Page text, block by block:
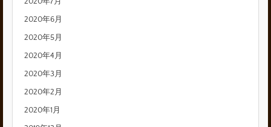
2020年6月
2020年5月
2020年4月
2020年3月
2020年2月
2020年1月